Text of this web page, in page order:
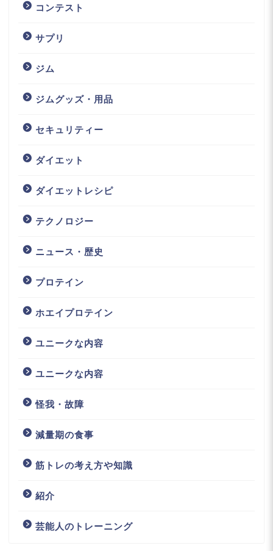
コンテスト
サプリ
ジム
ジムグッズ・用品
セキュリティー
ダイエット
ダイエットレシピ
テクノロジー
ニュース・歴史
プロテイン
ホエイプロテイン
ユニークな内容
ユニークな内容
怪我・故障
減量期の食事
筋トレの考え方や知識
紹介
芸能人のトレーニング